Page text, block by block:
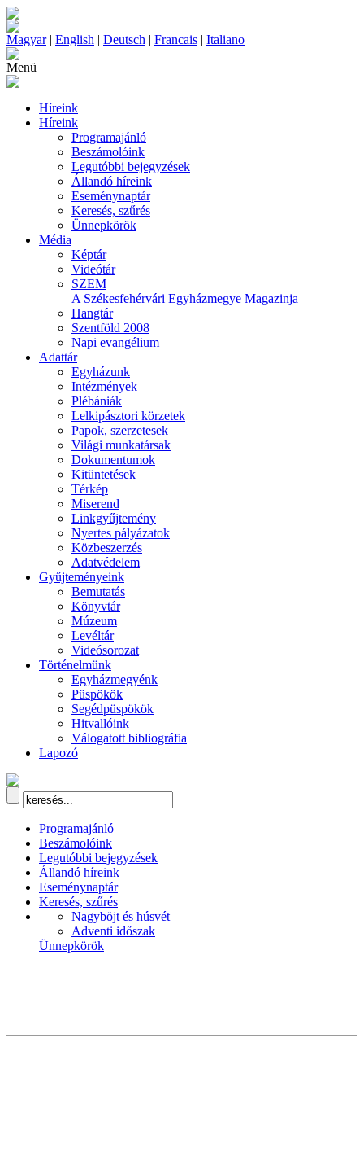
Magyar| English | Deutsch | Francais | Italiano
Menü
Híreink
Híreink
Programajánló
Beszámolóink
Legutóbbi bejegyzések
Állandó híreink
Eseménynaptár
Keresés, szűrés
Ünnepkörök
Média
Képtár
Videótár
SZEM
A Székesfehérvári Egyházmegye Magazinja
Hangtár
Szentföld 2008
Napi evangélium
Adattár
Egyházunk
Intézmények
Plébániák
Lelkipásztori körzetek
Papok, szerzetesek
Világi munkatársak
Dokumentumok
Kitüntetések
Térkép
Miserend
Linkgyűjtemény
Nyertes pályázatok
Közbeszerzés
Adatvédelem
Gyűjteményeink
Bemutatás
Könyvtár
Múzeum
Levéltár
Videósorozat
Történelmünk
Egyházmegyénk
Püspökök
Segédpüspökök
Hitvallóink
Válogatott bibliográfia
Lapozó
Programajánló
Beszámolóink
Legutóbbi bejegyzések
Állandó híreink
Eseménynaptár
Keresés, szűrés
Nagyböjt és húsvét
Adventi időszak
Ünnepkörök